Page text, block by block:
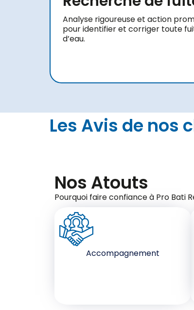
Analyse rigoureuse et action
pour identifier et corriger toute
d’eau.
Les Avis de nos
Nos Atouts
Pourquoi faire confiance à Pro Bati
Accompagnement